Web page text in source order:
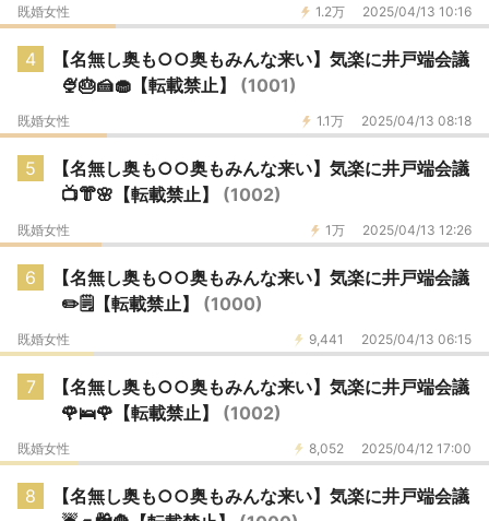
1.2万 2025/04/13 10:16
既婚女性
4
【名無し奥も○○奥もみんな来い】気楽に井戸端会議
🍨🎂🍰🧁【転載禁止】 (1001)
1.1万 2025/04/13 08:18
既婚女性
5
【名無し奥も○○奥もみんな来い】気楽に井戸端会議
📺👘🌸【転載禁止】 (1002)
1万 2025/04/13 12:26
既婚女性
6
【名無し奥も○○奥もみんな来い】気楽に井戸端会議
✏️🗒️【転載禁止】 (1000)
9,441 2025/04/13 06:15
既婚女性
7
【名無し奥も○○奥もみんな来い】気楽に井戸端会議
🌹🛌🌹【転載禁止】 (1002)
8,052 2025/04/12 17:00
既婚女性
8
【名無し奥も○○奥もみんな来い】気楽に井戸端会議